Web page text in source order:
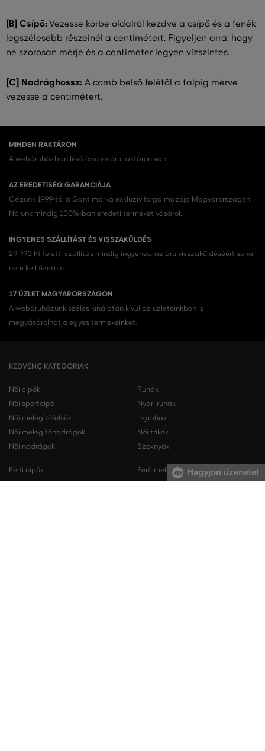
[B] Csípő: Vezesse körbe oldalról kezdve a csípő és a fenék
legszélesebb részeinél a centimétert. Figyeljen arra, hogy
ne szorosan mérje és a centiméter legyen vízszintes.
[C] Nadrághossz: A comb belső felétől a talpig mérve
vezesse a centimétert.
MINDEN RAKTÁRON
A webáruházban lévő összes áru raktáron van.
AZ EREDETISÉG GARANCIÁJA
Cégünk 1999-től a Gant márka exkluzív forgalmazója Magyarországon.
Nálunk mindig 100%-ban eredeti terméket vásárol.
INGYENES SZÁLLÍTÁST ÉS VISSZAKÜLDÉS
29 990 Ft feletti szállítás mindig ingyenes, az áru visszaküldéséért soha
nem kell fizetnie.
17 ÜZLET MAGYARORSZÁGON
A webáruházunk széles kínálatán kívül az üzleteinkben is
megvásárolhatja egyes termékeinket.
KEDVENC KATEGÓRIÁK
Női cipők
Női sportcipő
Női melegítőfelsők
Női melegítőnadrágok
Női nadrágok
Ruhák
Nyári ruhák
Ingruhák
Női trikók
Szoknyák
Férfi cipők
Férfi melegítőfelsőkHagyjon üzenetet